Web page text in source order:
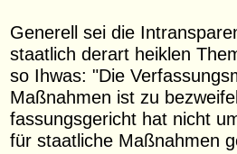
Generell sei die
staatlich derart heiklen
so Ihwas: "Die
Maßnahmen ist zu
fas­sungs­gericht hat nicht
für staatliche Maßnahmen